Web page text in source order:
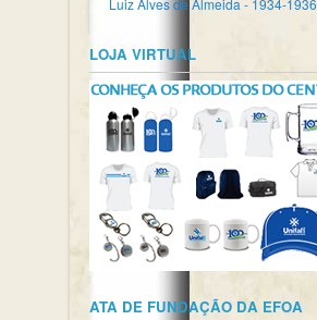
Luiz Alves de Almeida - 1934-1936
LOJA VIRTUAL
ATA DE FUNDAÇÃO DA EFOA